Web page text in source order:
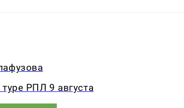
РПЛ 9 августа